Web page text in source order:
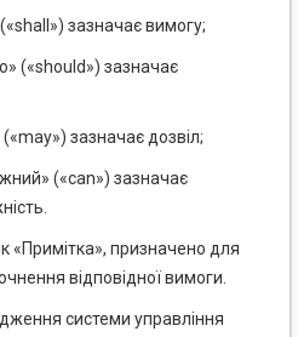
зазначає вимогу;
(«should») зазначає
зазначає дозвіл;
(«can») зазначає
«Примітка», призначено для
відповідної вимоги.
системи управління